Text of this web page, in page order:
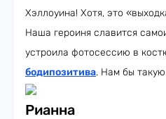
Хэллоуина! Хотя, это
Наша героиня славится
устроила фотосессию в
бодипозитива. Нам бы
Рианна